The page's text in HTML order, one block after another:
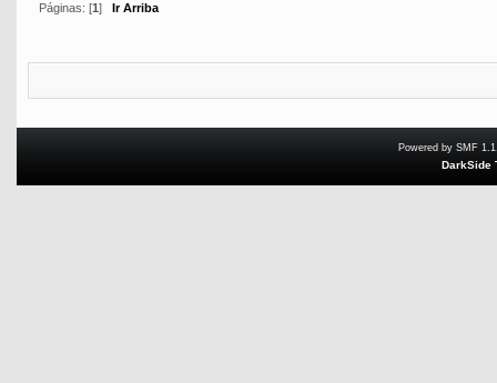
Páginas: [1 ] Ir Arriba
Powered by SMF
DarkSide